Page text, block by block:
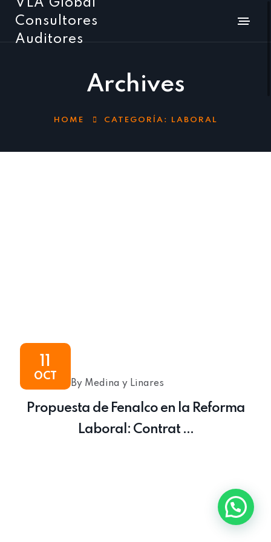
VLA Global
Consultores
Auditores
Archives
HOME CATEGORÍA: LABORAL
OCT
By Medina y Linares
Propuesta de Fenalco en la Reforma
Laboral: Contrat ...